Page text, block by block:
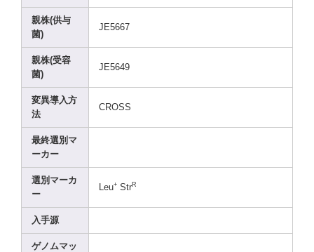
親株(供与
菌)
JE5667
親株(受容
菌)
JE5649
変異導入方
法
CROSS
最終選別マ
ーカー
選別マーカ
ー
Leu+ StrR
入手源
ゲノムマッ